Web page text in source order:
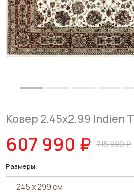
Ковер 2.45x2.99 Indien
607 990 ₽ 715 990 ₽
Размеры: